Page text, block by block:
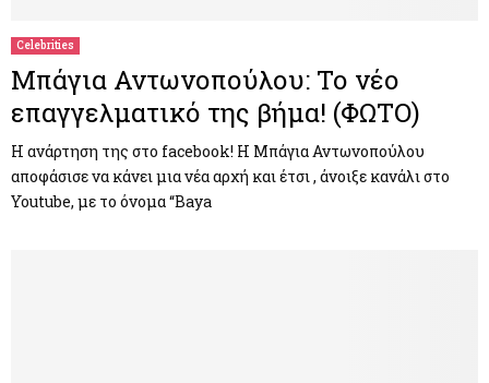
Celebrities
Μπάγια Αντωνοπούλου: Το νέο
επαγγελματικό της βήμα! (ΦΩΤΟ)
Η ανάρτηση της στο facebook! Η Μπάγια Αντωνοπούλου
αποφάσισε να κάνει μια νέα αρχή και έτσι , άνοιξε κανάλι στο
Youtube, με το όνομα “Baya